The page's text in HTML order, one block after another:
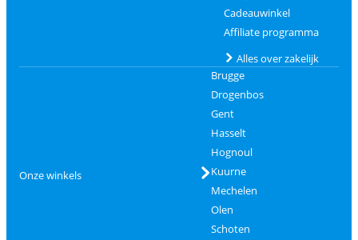
Cadeauwinkel
Affiliate programma
Alles over zakelijk
Onze winkels
Brugge
Drogenbos
Gent
Hasselt
Hognoul
Kuurne
Mechelen
Olen
Schoten